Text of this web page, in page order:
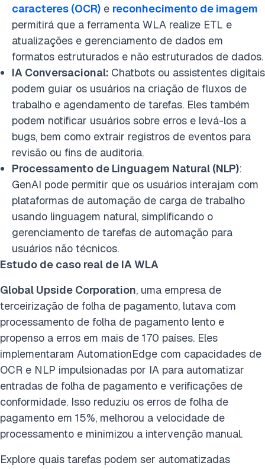
caracteres (OCR) e reconhecimento de imagem
permitirá que a ferramenta WLA realize ETL e
atualizações e gerenciamento de dados em
formatos estruturados e não estruturados de dados.
IA Conversacional: Chatbots ou assistentes digitais
podem guiar os usuários na criação de fluxos de
trabalho e agendamento de tarefas. Eles também
podem notificar usuários sobre erros e levá-los a
bugs, bem como extrair registros de eventos para
revisão ou fins de auditoria.
Processamento de Linguagem Natural (NLP):
GenAI pode permitir que os usuários interajam com
plataformas de automação de carga de trabalho
usando linguagem natural, simplificando o
gerenciamento de tarefas de automação para
usuários não técnicos.
Estudo de caso real de IA WLA
Global Upside Corporation, uma empresa de
terceirização de folha de pagamento, lutava com
processamento de folha de pagamento lento e
propenso a erros em mais de 170 países. Eles
implementaram AutomationEdge com capacidades de
OCR e NLP impulsionadas por IA para automatizar
entradas de folha de pagamento e verificações de
conformidade. Isso reduziu os erros de folha de
pagamento em 15%, melhorou a velocidade de
processamento e minimizou a intervenção manual.
Explore quais tarefas podem ser automatizadas